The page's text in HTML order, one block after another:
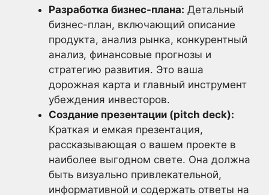
Разработка бизнес-плана: Детальный
бизнес-план, включающий описание
продукта, анализ рынка, конкурентный
анализ, финансовые прогнозы и
стратегию развития. Это ваша
дорожная карта и главный инструмент
убеждения инвесторов.
Создание презентации (pitch deck):
Краткая и емкая презентация,
рассказывающая о вашем проекте в
наиболее выгодном свете. Она должна
быть визуально привлекательной,
информативной и содержать ответы на